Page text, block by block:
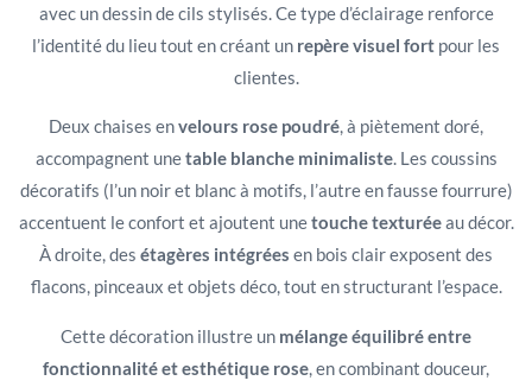
avec un dessin de cils stylisés. Ce type d’éclairage renforce
l’identité du lieu tout en créant un repère visuel fort pour les
clientes.
Deux chaises envelours rose poudré, à piètement doré,
accompagnent unetable blanche minimaliste. Les coussins
décoratifs (l’un noir et blanc à motifs, l’autre en fausse fourrure)
accentuent le confort et ajoutent unetouche texturéeau décor.
À droite, des étagères intégrées en bois clair exposent des
flacons, pinceaux et objets déco, tout en structurant l’espace.
Cette décoration illustre un mélange équilibré entre
fonctionnalité et esthétique rose, en combinant douceur,